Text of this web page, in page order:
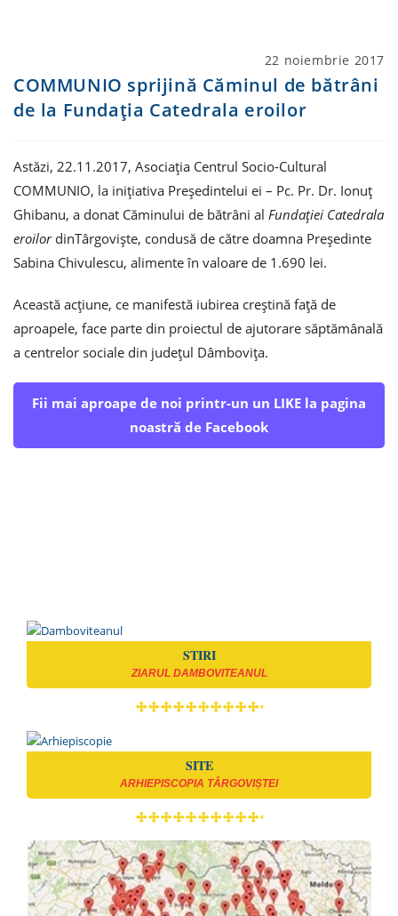
Post
published:
22 noiembrie 2017
COMMUNIO sprijină Căminul de bătrâni
de la Fundația Catedrala eroilor
Astăzi, 22.11.2017, Asociația Centrul Socio-Cultural
COMMUNIO, la inițiativa Președintelui ei – Pc. Pr. Dr. Ionuț
Ghibanu, a donat Căminului de bătrâni al Fundației Catedrala
eroilordinTârgoviște, condusă de către doamna Președinte
Sabina Chivulescu, alimente în valoare de 1.690 lei.
Această acțiune, ce manifestă iubirea creștină față de
aproapele, face parte din proiectul de ajutorare săptămânală
a centrelor sociale din județul Dâmbovița.
Fii mai aproape de noi printr-un un LIKE la pagina
noastră de Facebook
STIRI
ZIARUL DAMBOVITEANUL
SITE
ARHIEPISCOPIA TÂRGOVIȘTEI